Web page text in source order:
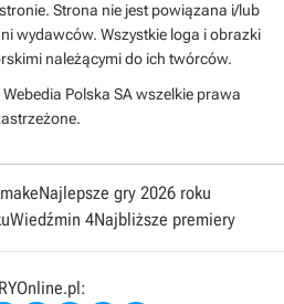
Strona nie jest powiązana i/lub
wydawców. Wszystkie loga i obrazki
należącymi do ich twórców.
Polska SA wszelkie prawa
Najlepsze gry 2026 roku
Wiedźmin 4Najbliższe premiery